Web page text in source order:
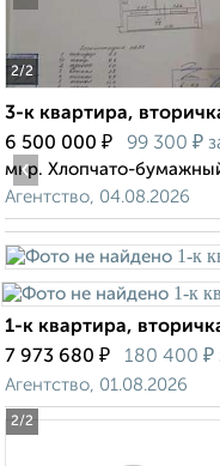
2/2
3-к квартира,
6 500 000 ₽ 99 300 ₽
мкр. Хлопчато-
Агентство, 04.08.2026
2/2
‹
1-к квартира,
7 973 680 ₽ 180 400 ₽
Агентство, 01.08.2026